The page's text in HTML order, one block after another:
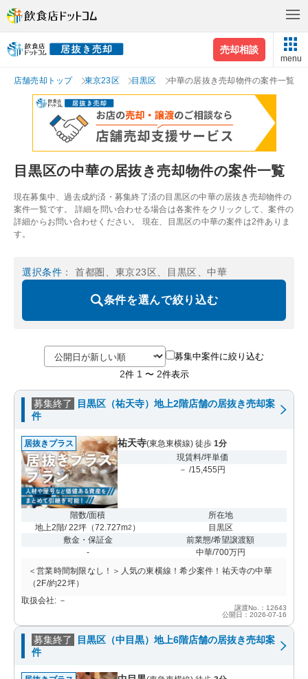
売却相談
menu
店舗売却トップ 東京23区 目黒区 中華の居抜き売却物件の案件一覧
目黒区の中華の居抜き売却物件の案件一覧
現在募集中、過去成約済・募集終了済の目黒区の中華の居抜き売却物件の
案件一覧です。 詳細を問い合わせる場合は各案件をクリックして、案件の
詳細からお問い合わせください。 現在、目黒区の中華の案件は2件ありま
す。
選択条件 ： 首都圏、東京23区、目黒区、中華
条件を選んで絞り込む
募集中案件に絞り込む
2件 1 〜 2件表示
募集終了
目黒区（祐天寺）地上2階店舗の居抜き売却案
件
居抜きプラス 祐天寺(東急東横線) 徒歩 1分
現賃料/坪単価
－ /15,455円
階数/面積
地上2階/ 22坪 （72.727m2 ）
所在地
目黒区
敷金・保証金
-
前業態/希望譲渡額
中華/700万円
＜営業時間制限なし！＞人気の東横線！希少案件！祐天寺の中華
（2F/約22坪）
取扱会社: －
譲渡No.：12643
公開日：2026-07-16
募集終了
目黒区（中目黒）地上6階店舗の居抜き売却案
件